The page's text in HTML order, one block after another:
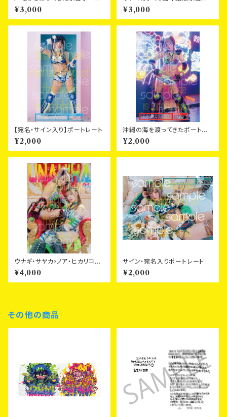
レート
¥3,000
ートレート
¥3,000
【宛名・サイン入り】ポートレート
¥2,000
沖縄の海を渡ってきたポートレ
ート
¥2,000
ウナギ・サヤカ×ノア・ヒカリコラ
ボポートレート
¥4,000
サイン・宛名入りポートレート
¥2,000
その他の商品